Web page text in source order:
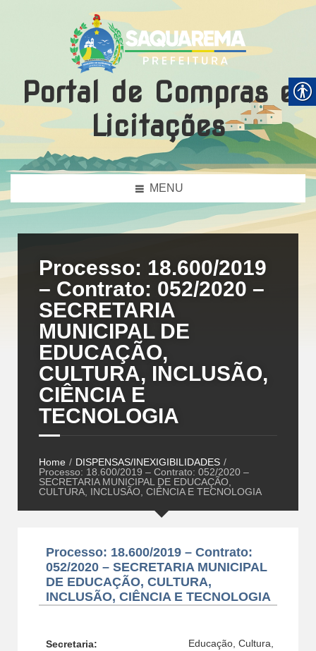
Portal de Compras e
Licitações
MENU
Processo: 18.600/2019
– Contrato: 052/2020 –
SECRETARIA
MUNICIPAL DE
EDUCAÇÃO,
CULTURA, INCLUSÃO,
CIÊNCIA E
TECNOLOGIA
Home / DISPENSAS/INEXIGIBILIDADES /
Processo: 18.600/2019 – Contrato: 052/2020 –
SECRETARIA MUNICIPAL DE EDUCAÇÃO,
CULTURA, INCLUSÃO, CIÊNCIA E TECNOLOGIA
Processo: 18.600/2019 – Contrato:
052/2020 – SECRETARIA MUNICIPAL
DE EDUCAÇÃO, CULTURA,
INCLUSÃO, CIÊNCIA E TECNOLOGIA
Secretaria:
Educação, Cultura,